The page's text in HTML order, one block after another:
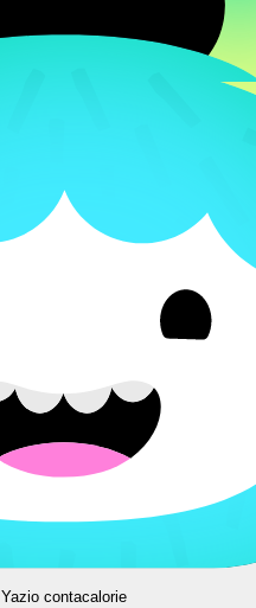
Yazio contacalorie